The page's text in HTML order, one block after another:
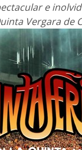
e
Vergara de